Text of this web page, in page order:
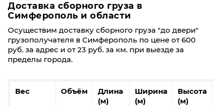
Доставка сборного груза в
Симферополь и области
Осуществим доставку сборного груза "до двери"
грузополучателя в Симферополь по цене от 600
руб. за адрес и от 23 руб. за км. при выезде за
пределы города.
Вес Объём
Длина
(м)
Ширина
(м)
Высота
(м)